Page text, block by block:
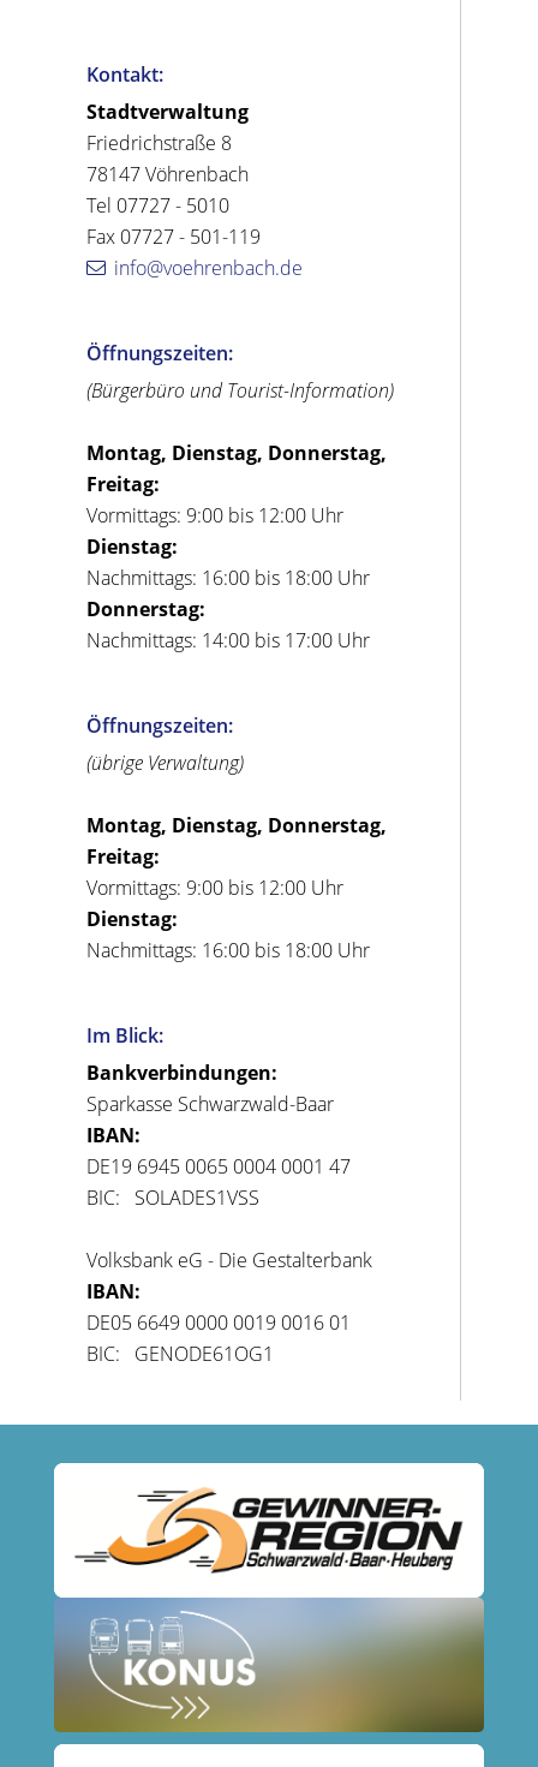
Kontakt:
Stadtverwaltung
Friedrichstraße 8
78147 Vöhrenbach
Tel 07727 - 5010
Fax 07727 - 501-119
info@voehrenbach.de
Öffnungszeiten:
(Bürgerbüro und Tourist-Information)
Montag, Dienstag, Donnerstag,
Freitag:
Vormittags: 9:00 bis 12:00 Uhr
Dienstag:
Nachmittags: 16:00 bis 18:00 Uhr
Donnerstag:
Nachmittags: 14:00 bis 17:00 Uhr
Öffnungszeiten:
(übrige Verwaltung)
Montag, Dienstag, Donnerstag,
Freitag:
Vormittags: 9:00 bis 12:00 Uhr
Dienstag:
Nachmittags: 16:00 bis 18:00 Uhr
Im Blick:
Bankverbindungen:
Sparkasse Schwarzwald-Baar
IBAN:
DE19 6945 0065 0004 0001 47
BIC: SOLADES1VSS
Volksbank eG - Die Gestalterbank
IBAN:
DE05 6649 0000 0019 0016 01
BIC: GENODE61OG1